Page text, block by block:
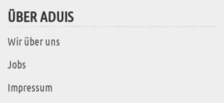
ÜBER ADUIS
Wir über uns
Jobs
Impressum